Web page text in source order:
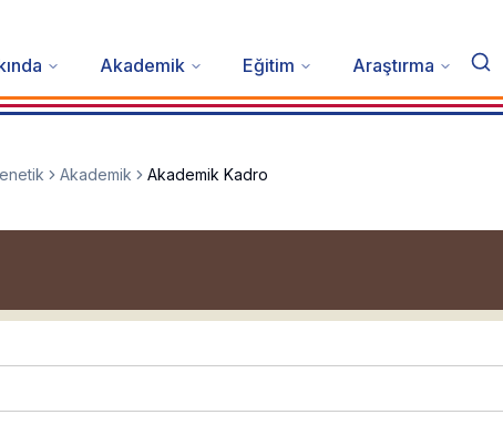
Akademik Eğitim Araştırma
Akademik Akademik Kadro